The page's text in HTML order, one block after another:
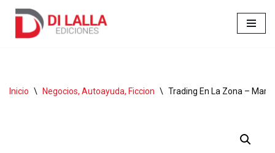
Inicio \ Negocios, Autoayuda, Ficcion \ Trading En La Zona – Mark